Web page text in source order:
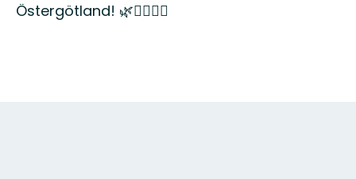
Östergötland! 🌿🚶‍♂️🚣‍♀️